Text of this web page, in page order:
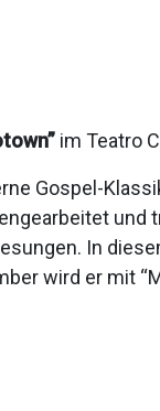
im Teatro
Gospel-
In
wird er mit